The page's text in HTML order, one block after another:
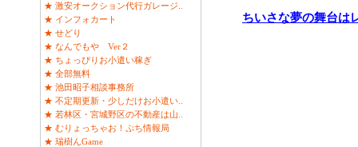
★ 激安オークション代行ガレージ..
★ インフォカート
★ せどり
★ なんでもや Ver２
★ ちょっぴりお小遣い稼ぎ
★ 全部無料
★ 池田昭子相談事務所
★ 不定期更新・少しだけお小遣い..
★ 若林区・宮城野区の不動産は山..
★ むりょっちゃお！ぷち情報局
★ 瑞樹んGame
ちいさな夢の舞台は